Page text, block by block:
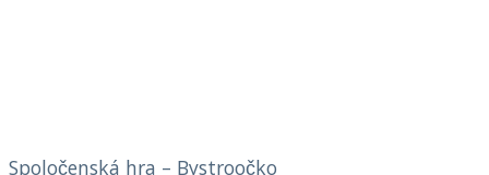
Spoločenská hra – Bystroočko